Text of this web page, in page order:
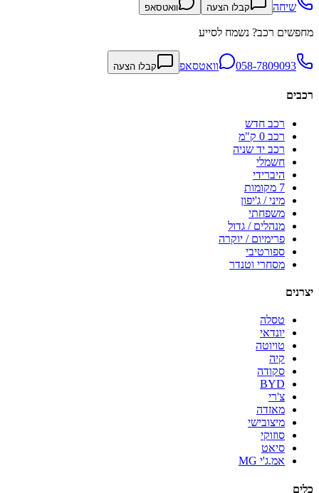
שיחה קבלו הצעה וואטסאפ
מחפשים רכב? נשמח לסייע
058-7809093 וואטסאפ קבלו הצעה
רכבים
רכב חדש
רכב 0 ק"מ
רכב יד שניה
חשמלי
היברידי
7 מקומות
מיני / ג'יפון
משפחתי
מנהלים / גדול
פרימיום / יוקרה
ספורטיבי
מסחרי וטנדר
יצרנים
טסלה
יונדאי
טויוטה
קיה
סקודה
BYD
צ'רי
מאזדה
מיצובישי
סוזוקי
סיאט
אמ.ג'י MG
כלים